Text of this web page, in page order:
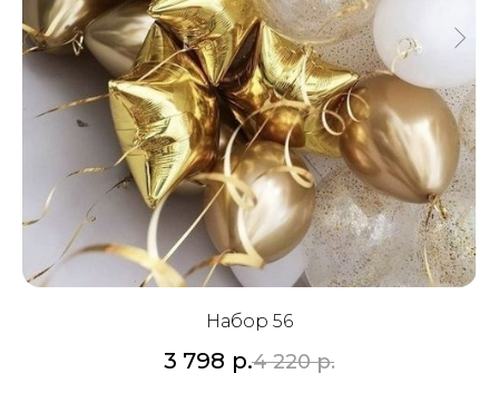
Набор 56
3 798 р.4 220 р.